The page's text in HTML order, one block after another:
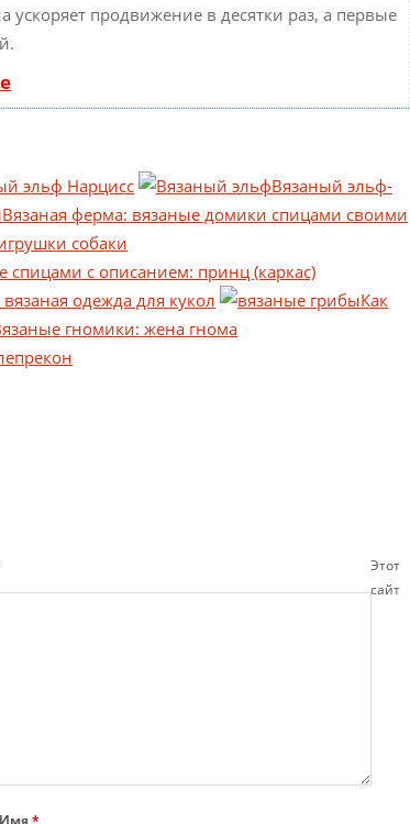
ускоряет продвижение в десятки раз, а первые
эльф Нарцисс
Вязаный эльф-
Вязаная ферма: вязаные домики спицами своими
собаки
спицами с описанием: принц (каркас)
одежда для кукол
Как
гномики: жена гнома
Имя*
Этот
сайт